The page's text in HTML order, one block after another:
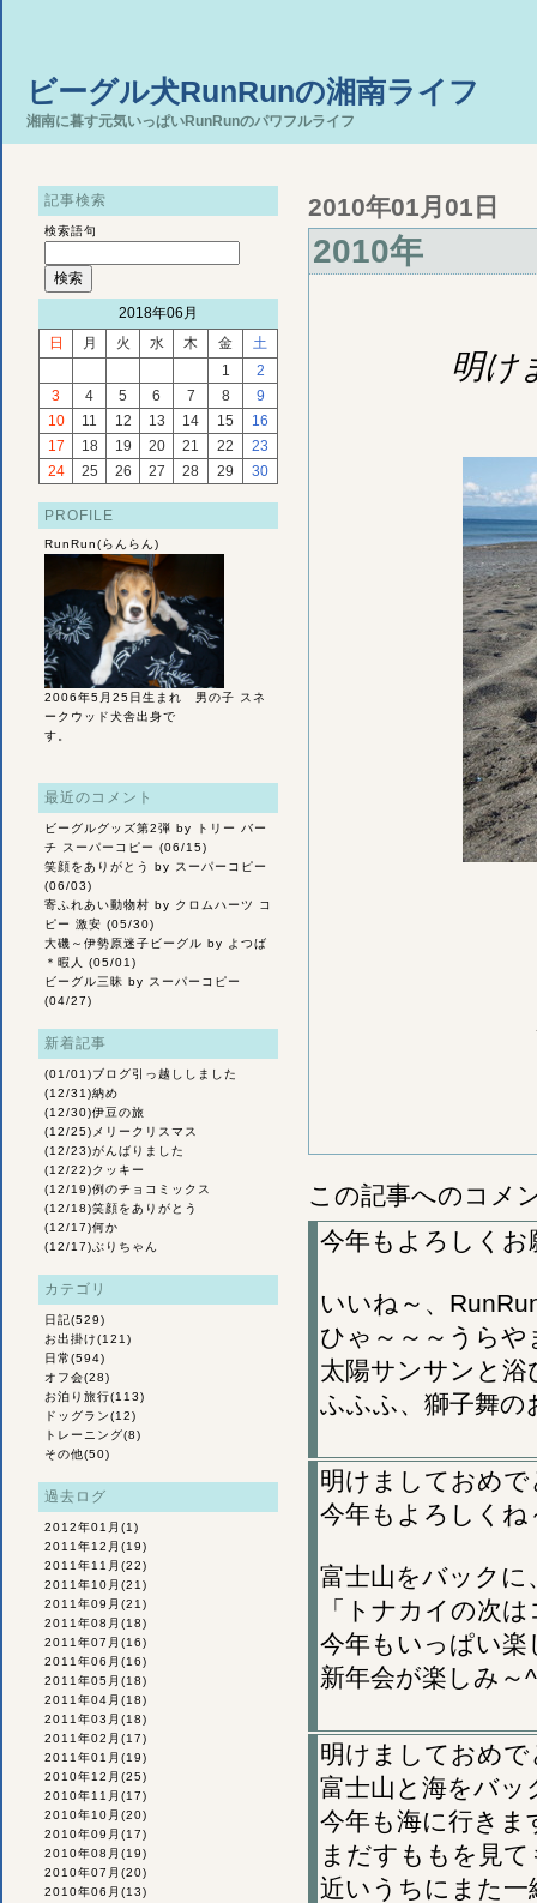
ビーグル犬RunRunの湘南ライフ
湘南に暮す元気いっぱいRunRunのパワフルライフ
記事検索
検索語句
2018年06月
日
月 火 水 木 金
土
1
2
3
4 5 6 7 8
9
10
11 12 13 14 15
16
17
18 19 20 21 22
23
24
25 26 27 28 29 30
PROFILE
RunRun(らんらん)
2006年5月25日生まれ 男の子 スネ
ークウッド犬舎出身で
す。
最近のコメント
ビーグルグッズ第2弾 by トリー バー
チ スーパーコピー (06/15)
笑顔をありがとう
by スーパーコピー
(06/03)
寄ふれあい動物村 by クロムハーツ コ
ピー 激安 (05/30)
大磯～伊勢原迷子ビーグル by よつば
＊暇人 (05/01)
ビーグル三昧 by スーパーコピー
(04/27)
新着記事
(01/01)ブログ引っ越ししました
(12/31)納め
(12/30)伊豆の旅
(12/25) メリークリスマス
(12/23)がんばりました
(12/22)クッキー
(12/19)例のチョコミックス
(12/18)笑顔をありがとう
(12/17)何か
(12/17) ぶりちゃん
カテゴリ
日記(529)
お出掛け(121)
日常(594)
オフ会(28)
お泊り旅行(113)
ドッグラン(12)
トレーニング(8)
その他(50)
過去ログ
2012年01月 (1)
2011年12月 (19)
2011年11月 (22)
2011年10月 (21)
2011年09月 (21)
2011年08月 (18)
2011年07月 (16)
2011年06月 (16)
2011年05月 (18)
2011年04月 (18)
2011年03月 (18)
2011年02月 (17)
2011年01月 (19)
2010年12月 (25)
2010年11月 (17)
2010年10月 (20)
2010年09月 (17)
2010年08月 (19)
2010年07月 (20)
2010年06月 (13)
2010年01月01日
2010年
明け
この記事へのコメ
今年もよろしく
いいね～、
ひゃ～～～うら
太陽サンサンと浴
ふふふ、獅子舞
明けましておめ
今年もよろしくね
富士山をバックに
「トナカイの次
今年もいっぱい
新年会が楽しみ～
明けましておめ
富士山と海をバッ
今年も海に行き
まだすももを見
近いうちにまた